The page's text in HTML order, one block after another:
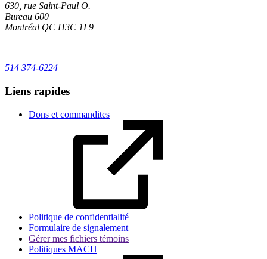
630, rue Saint-Paul O.
Bureau 600
Montréal QC H3C 1L9
514 374-6224
Liens rapides
Dons et commandites
Politique de confidentialité
Formulaire de signalement
Gérer mes fichiers témoins
Politiques MACH